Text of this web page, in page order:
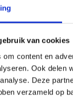
van cookies
om content en
Ook delen
Deze
verzameld op
Stuk
nu!